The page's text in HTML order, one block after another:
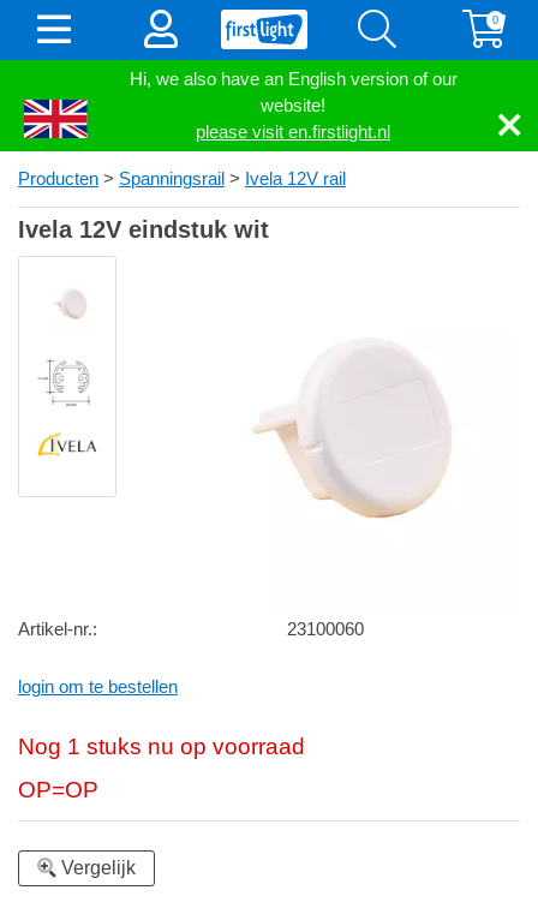
Hi, we also have an English version of our
website!
please visit en.firstlight.nl
0
Producten > Spanningsrail > Ivela 12V rail
Ivela 12V eindstuk wit
Artikel-nr.: 23100060
login om te bestellen
Nog 1 stuks nu op voorraad
OP=OP
Vergelijk